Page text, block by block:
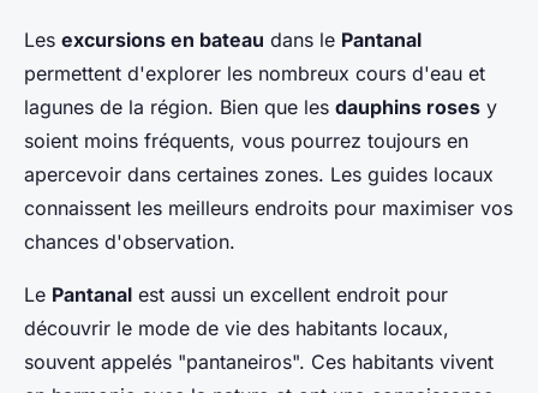
Les excursions en bateau dans le Pantanal
permettent d'explorer les nombreux cours d'eau et
lagunes de la région. Bien que les dauphins roses y
soient moins fréquents, vous pourrez toujours en
apercevoir dans certaines zones. Les guides locaux
connaissent les meilleurs endroits pour maximiser vos
chances d'observation.
Le Pantanal est aussi un excellent endroit pour
découvrir le mode de vie des habitants locaux,
souvent appelés "pantaneiros". Ces habitants vivent